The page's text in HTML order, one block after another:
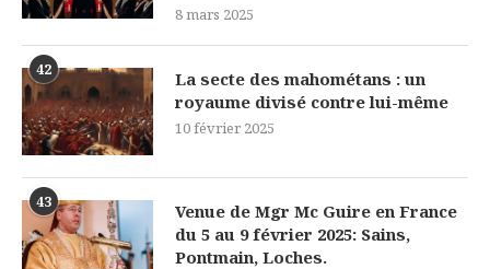
8 mars 2025
42
La secte des mahométans : un
royaume divisé contre lui-même
10 février 2025
43
Venue de Mgr Mc Guire en France
du 5 au 9 février 2025: Sains,
Pontmain, Loches.